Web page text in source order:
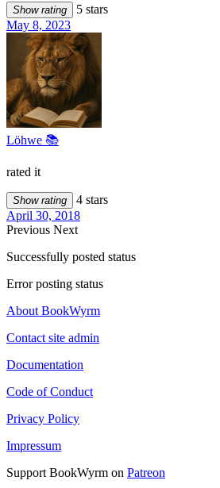
Show rating
5 stars
May 8, 2023
Löhwe 📚
rated it
Show rating
4 stars
April 30, 2018
Previous Next
Successfully posted status
Error posting status
About BookWyrm
Contact site admin
Documentation
Code of Conduct
Privacy Policy
Impressum
Support BookWyrm on Patreon